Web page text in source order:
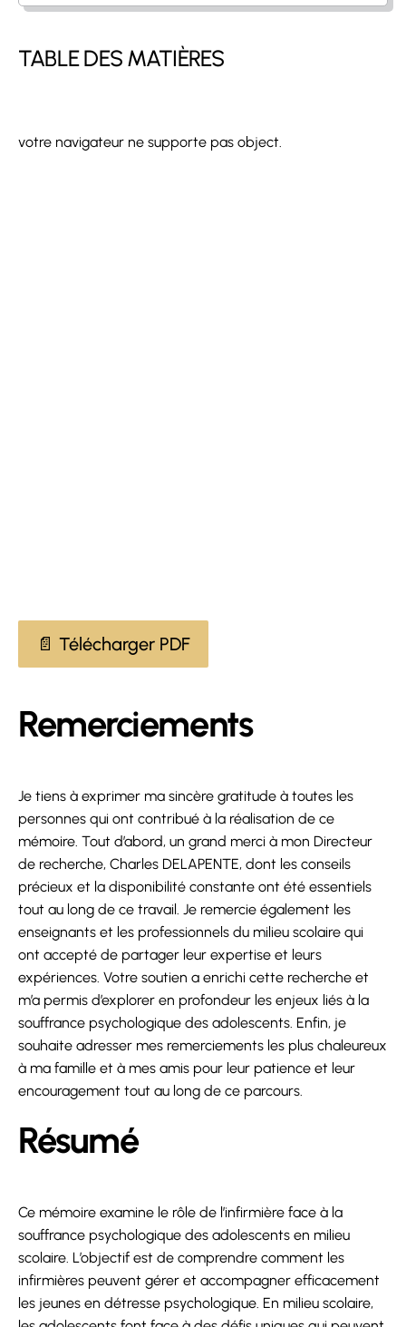
TABLE DES MATIÈRES
votre navigateur ne supporte pas object.
📄 Télécharger PDF
Remerciements
Je tiens à exprimer ma sincère gratitude à toutes les
personnes qui ont contribué à la réalisation de ce
mémoire. Tout d’abord, un grand merci à mon Directeur
de recherche, Charles DELAPENTE, dont les conseils
précieux et la disponibilité constante ont été essentiels
tout au long de ce travail. Je remercie également les
enseignants et les professionnels du milieu scolaire qui
ont accepté de partager leur expertise et leurs
expériences. Votre soutien a enrichi cette recherche et
m’a permis d’explorer en profondeur les enjeux liés à la
souffrance psychologique des adolescents. Enfin, je
souhaite adresser mes remerciements les plus chaleureux
à ma famille et à mes amis pour leur patience et leur
encouragement tout au long de ce parcours.
Résumé
Ce mémoire examine le rôle de l’infirmière face à la
souffrance psychologique des adolescents en milieu
scolaire. L’objectif est de comprendre comment les
infirmières peuvent gérer et accompagner efficacement
les jeunes en détresse psychologique. En milieu scolaire,